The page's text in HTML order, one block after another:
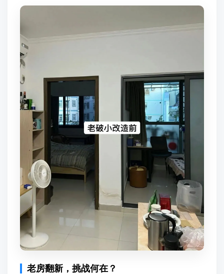
老房翻新，挑战何在？